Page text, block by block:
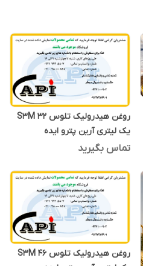
روغن هیدرولیک تلوس S3M 32
یک لیتری آرین پترو ایده
تماس بگیرید
روغن هیدرولیک تلوس S3M 46